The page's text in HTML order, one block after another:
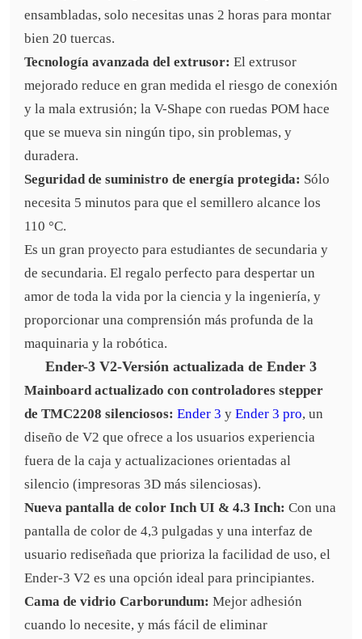
ensambladas, solo necesitas unas 2 horas para montar
bien 20 tuercas.
Tecnología avanzada del extrusor: El extrusor
mejorado reduce en gran medida el riesgo de conexión
y la mala extrusión; la V-Shape con ruedas POM hace
que se mueva sin ningún tipo, sin problemas, y
duradera.
Seguridad de suministro de energía protegida: Sólo
necesita 5 minutos para que el semillero alcance los
110 °C.
Es un gran proyecto para estudiantes de secundaria y
de secundaria. El regalo perfecto para despertar un
amor de toda la vida por la ciencia y la ingeniería, y
proporcionar una comprensión más profunda de la
maquinaria y la robótica.
Ender-3 V2-Versión actualizada de Ender 3
Mainboard actualizado con controladores stepper
de TMC2208 silenciosos: Ender 3 y Ender 3 pro, un
diseño de V2 que ofrece a los usuarios experiencia
fuera de la caja y actualizaciones orientadas al
silencio (impresoras 3D más silenciosas).
Nueva pantalla de color Inch UI & 4.3 Inch: Con una
pantalla de color de 4,3 pulgadas y una interfaz de
usuario rediseñada que prioriza la facilidad de uso, el
Ender-3 V2 es una opción ideal para principiantes.
Cama de vidrio Carborundum: Mejor adhesión
cuando lo necesite, y más fácil de eliminar